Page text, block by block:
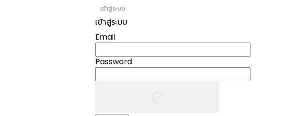
เข้าสู่ระบบ
เข้าสู่ระบบ
Email
Password